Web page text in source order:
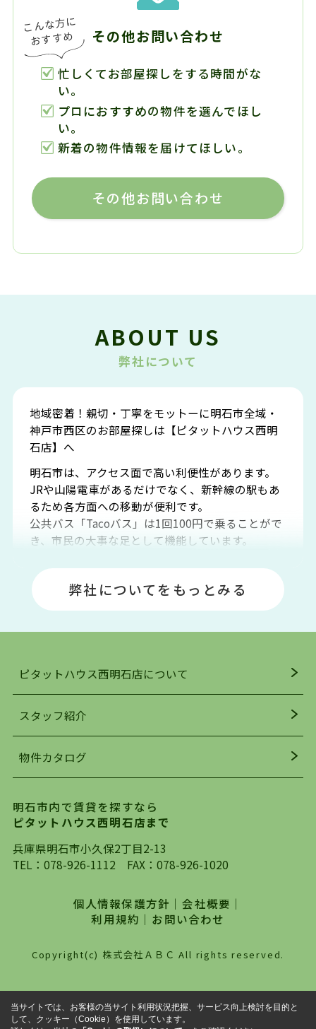
その他お問い合わせ
忙しくてお部屋探しをする時間がな
い。
プロにおすすめの物件を選んでほし
い。
新着の物件情報を届けてほしい。
その他お問い合わせ
ABOUT US
弊社について
地域密着！親切・丁寧をモットーに明石市全域・
神戸市西区のお部屋探しは【ピタットハウス西明
石店】へ
明石市は、アクセス面で高い利便性があります。
JRや山陽電車があるだけでなく、新幹線の駅もあ
るため各方面への移動が便利です。
公共バス「Tacoバス」は1回100円で乗ることがで
き、市民の大事な足として機能しています。
場や釣りスポットが多くあります。JR「大久保
駅」周辺には、ビブレ・イオンをはじめとした買
い物施設も多くあり、買い物にも困りません。
明石駅・西明石駅を中心に、明石市・神戸市西区
でお部屋探している方は、ぜひ当ＨＰにて物件を
お探しになってください。弊社は、スタッフの平
を行っており地域最大級の情報取扱量を誇ってお
ります。店頭で限られた物件をご紹介する、従来
自身でインターネットを利用し、理想のお部屋を
探していただき、選択していただいた物件情報に
対して、専門知識を持ったスタッフがサポートさ
せていただくスタイルを心がけております。私た
は、一度だけでは終わらない、お客様との末長い
お付き合いです。初めての一人暮らしから、就
職・ご結婚・売買物件の購入、などなど一生涯に
わたる、良きアドバイザーとして、地域に密着し
た営業スタイルで様々なお役立ちができればと強
わせください。
弊社についてをもっとみる
ピタットハウス西明石店について
スタッフ紹介
物件カタログ
明石市内で賃貸を探すなら
ピタットハウス西明石店まで
兵庫県明石市小久保2丁目2-13
TEL： 078-926-1112 FAX：078-926-1020
個人情報保護方針 ｜会社概要 ｜
利用規約 ｜ お問い合わせ
Copyright(c) 株式会社ＡＢＣ All rights reserved.
当サイトでは、お客様の当サイト利用状況把握、サービス向上検討を目的と
して、クッキー（Cookie）を使用しています。